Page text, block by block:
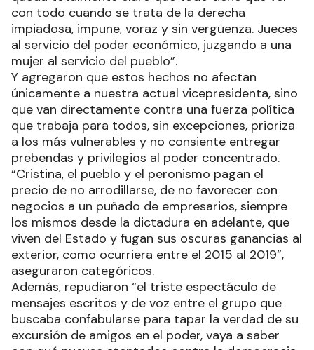
con todo cuando se trata de la derecha
impiadosa, impune, voraz y sin vergüenza. Jueces
al servicio del poder económico, juzgando a una
mujer al servicio del pueblo”.
Y agregaron que estos hechos no afectan
únicamente a nuestra actual vicepresidenta, sino
que van directamente contra una fuerza política
que trabaja para todos, sin excepciones, prioriza
a los más vulnerables y no consiente entregar
prebendas y privilegios al poder concentrado.
“Cristina, el pueblo y el peronismo pagan el
precio de no arrodillarse, de no favorecer con
negocios a un puñado de empresarios, siempre
los mismos desde la dictadura en adelante, que
viven del Estado y fugan sus oscuras ganancias al
exterior, como ocurriera entre el 2015 al 2019”,
aseguraron categóricos.
Además, repudiaron “el triste espectáculo de
mensajes escritos y de voz entre el grupo que
buscaba confabularse para tapar la verdad de su
excursión de amigos en el poder, vaya a saber